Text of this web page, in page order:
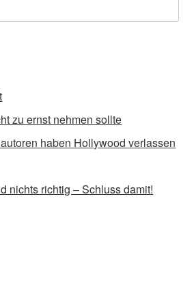
zu ernst nehmen sollte
haben Hollywood verlassen
nichts richtig – Schluss damit!